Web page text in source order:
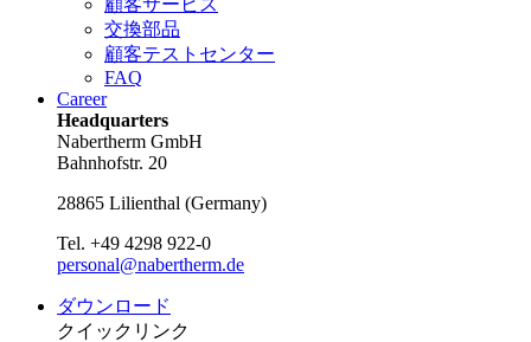
顧客サービス
交換部品
顧客テストセンター
FAQ
Career
Headquarters
Nabertherm GmbH
Bahnhofstr. 20
28865 Lilienthal (Germany)
Tel. +49 4298 922-0
personal@nabertherm.de
ダウンロード
クイックリンク